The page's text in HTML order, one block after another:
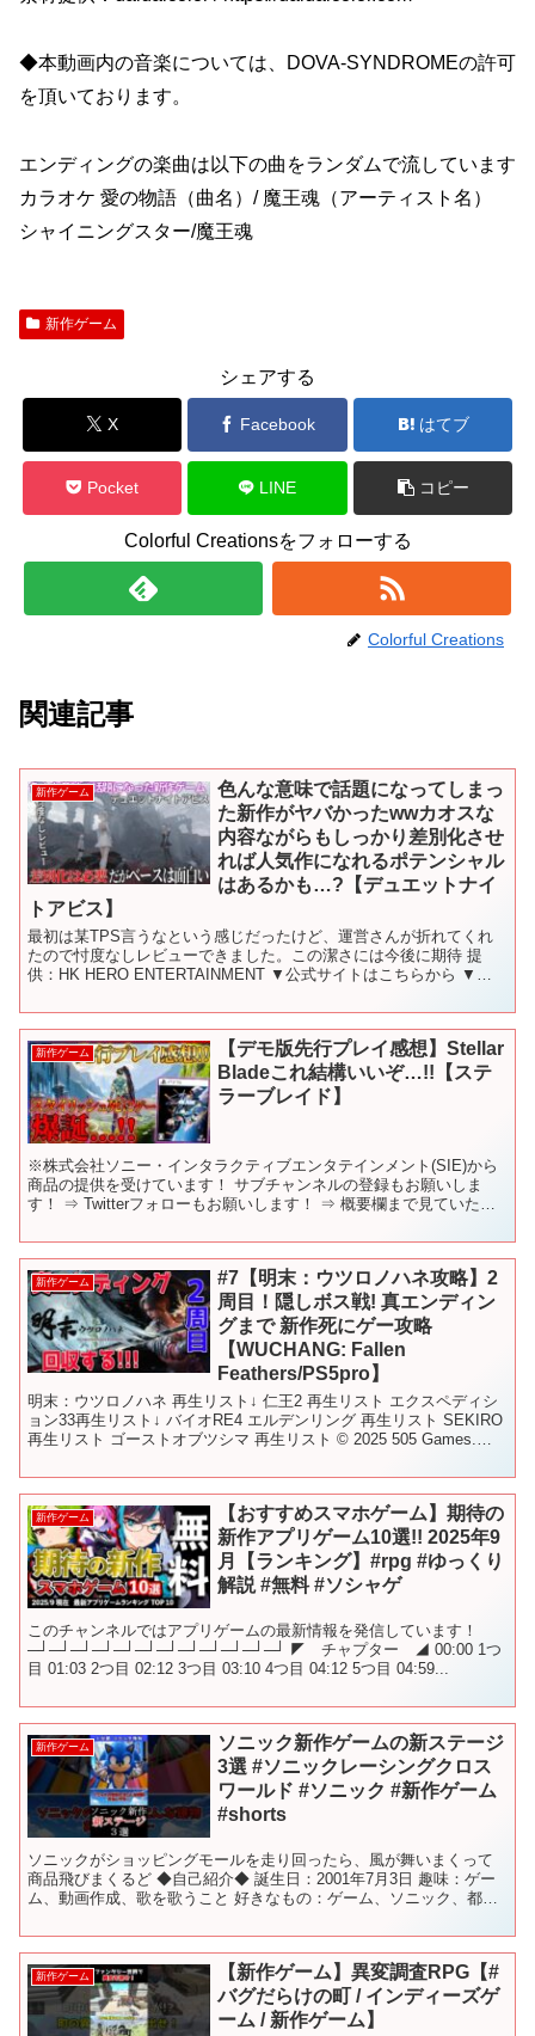
◆本動画内の音楽については、DOVA-SYNDROMEの許可
を頂いております。
エンディングの楽曲は以下の曲をランダムで流しています
カラオケ 愛の物語（曲名）/ 魔王魂（アーティスト名）
シャイニングスター/魔王魂
新作ゲーム
シェアする
X Facebook はてブ
Pocket LINE コピー
Colorful Creationsをフォローする
Colorful Creations
関連記事
新作ゲーム
色んな意味で話題になってしまっ
た新作がヤバかったwwカオスな
内容ながらもしっかり差別化させ
れば人気作になれるポテンシャル
はあるかも…?【デュエットナイ
トアビス】
最初は某TPS言うなという感じだったけど、運営さんが折れてくれ
たので忖度なしレビューできました。この潔さには今後に期待 提
供：HK HERO ENTERTAINMENT ▼公式サイトはこちらから ▼公
新作ゲーム
【デモ版先行プレイ感想】Stellar
Bladeこれ結構いいぞ…!!【ステ
ラーブレイド】
※株式会社ソニー・インタラクティブエンタテインメント(SIE)から
商品の提供を受けています！ サブチャンネルの登録もお願いしま
す！ ⇒ Twitterフォローもお願いします！ ⇒ 概要欄まで見ていただ
新作ゲーム
#7【明末：ウツロノハネ攻略】2
周目！隠しボス戦! 真エンディン
グまで 新作死にゲー攻略
【WUCHANG: Fallen
Feathers/PS5pro】
明末：ウツロノハネ 再生リスト↓ 仁王2 再生リスト エクスペディシ
ョン33再生リスト↓ バイオRE4 エルデンリング 再生リスト SEKIRO
再生リスト ゴーストオブツシマ 再生リスト © 2025 505 Games.
新作ゲーム
【おすすめスマホゲーム】期待の
新作アプリゲーム10選!! 2025年9
月【ランキング】#rpg #ゆっくり
解説 #無料 #ソシャゲ
このチャンネルではアプリゲームの最新情報を発信しています！
─┘─┘─┘─┘─┘─┘─┘─┘─┘─┘─┘─┘ ◤ チャプター ◢ 00:00 1つ
目 01:03 2つ目 02:12 3つ目 03:10 4つ目 04:12 5つ目 04:59...
新作ゲーム
ソニック新作ゲームの新ステージ
3選 #ソニックレーシングクロス
ワールド #ソニック #新作ゲーム
#shorts
ソニックがショッピングモールを走り回ったら、風が舞いまくって
商品飛びまくるど ◆自己紹介◆ 誕生日：2001年7月3日 趣味：ゲー
ム、動画作成、歌を歌うこと 好きなもの：ゲーム、ソニック、都市
新作ゲーム
【新作ゲーム】異変調査RPG【#
バグだらけの町 / インディーズゲ
ーム / 新作ゲーム】